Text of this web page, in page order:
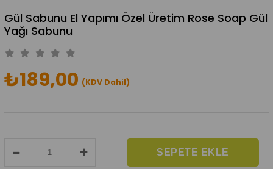
Gül Sabunu El Yapımı Özel Üretim Rose Soap Gül
Yağı Sabunu
₺189,00 (KDV Dahil)